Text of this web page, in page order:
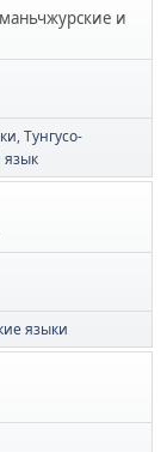
и
Тунгусо-
язык
языки